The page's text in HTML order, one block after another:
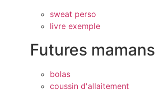
sweat perso
livre exemple
Futures mamans
bolas
coussin d'allaitement